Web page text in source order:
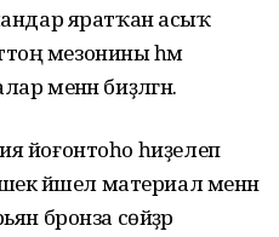
яратҡан асыҡ
мезонины һәм
менән биҙәлгән.
йоғонтоһо һиҙелеп
йәшел материал менән
бронза сөйҙәр